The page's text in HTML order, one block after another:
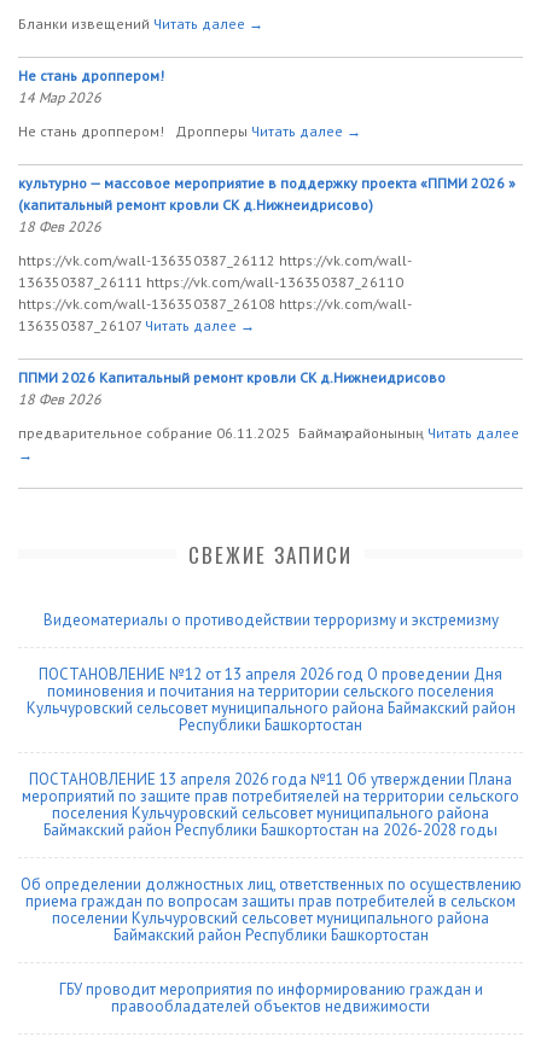
Бланки извещений Читать далее →
Не стань дроппером!
14 Мар 2026
Не стань дроппером! Дропперы Читать далее →
культурно — массовое мероприятие в поддержку проекта «ППМИ 2026 »
(капитальный ремонт кровли СК д.Нижнеидрисово)
18 Фев 2026
https://vk.com/wall-136350387_26112 https://vk.com/wall-
136350387_26111 https://vk.com/wall-136350387_26110
https://vk.com/wall-136350387_26108 https://vk.com/wall-
136350387_26107 Читать далее →
ППМИ 2026 Капитальный ремонт кровли СК д.Нижнеидрисово
18 Фев 2026
предварительное собрание 06.11.2025 Баймаҡ районының Читать далее
→
СВЕЖИЕ ЗАПИСИ
Видеоматериалы о противодействии терроризму и экстремизму
ПОСТАНОВЛЕНИЕ №12 от 13 апреля 2026 год О проведении Дня
поминовения и почитания на территории сельского поселения
Кульчуровский сельсовет муниципального района Баймакский район
Республики Башкортостан
ПОСТАНОВЛЕНИЕ 13 апреля 2026 года №11 Об утверждении Плана
мероприятий по защите прав потребитяелей на территории сельского
поселения Кульчуровский сельсовет муниципального района
Баймакский район Республики Башкортостан на 2026-2028 годы
Об определении должностных лиц, ответственных по осуществлению
приема граждан по вопросам защиты прав потребителей в сельском
поселении Кульчуровский сельсовет муниципального района
Баймакский район Республики Башкортостан
ГБУ проводит мероприятия по информированию граждан и
правообладателей объектов недвижимости